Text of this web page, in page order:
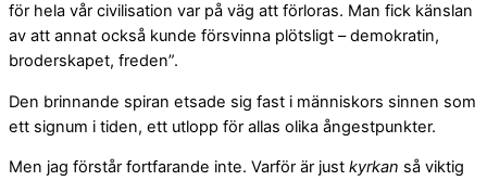
för hela vår civilisation var på väg att förloras. Man fick känslan
av att annat också kunde försvinna plötsligt – demokratin,
broderskapet, freden”.
Den brinnande spiran etsade sig fast i människors sinnen som
ett signum i tiden, ett utlopp för allas olika ångestpunkter.
Men jag förstår fortfarande inte. Varför är just kyrkan så viktig